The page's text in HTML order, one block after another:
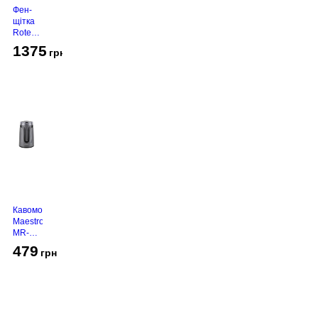
Фен-
щітка
Rotex
490-T
1375 грн
Кавомолка
Maestro
MR-
Grey
479 грн